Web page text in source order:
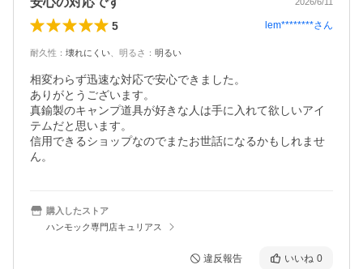
5 lem********さん
耐久性 ： 壊れにくい 明るさ ： 明るい
相変わらず迅速な対応で安心できました。
ありがとうございます。
真鍮製のキャンプ道具が好きな人は手に入れて欲しいアイ
テムだと思います。
信用できるショップなのでまたお世話になるかもしれませ
ん。
購入したストア
ハンモック専門店キュリアス
違反報告 いいね 0